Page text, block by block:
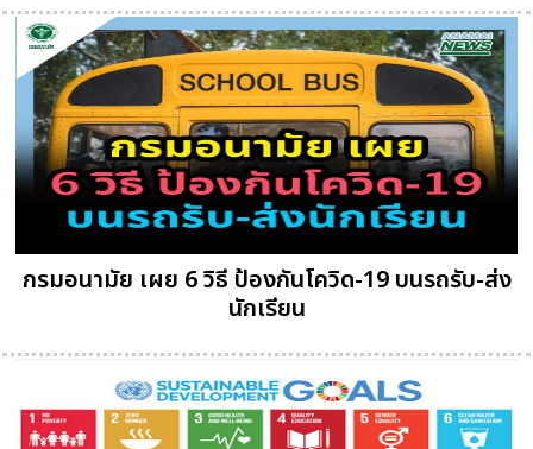
กรมอนามัย เผย 6 วิธี ป้องกันโควิด-19 บนรถรับ-ส่ง
นักเรียน